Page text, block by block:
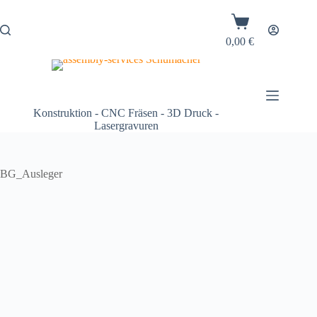
0,00€
Konstruktion - CNC Fräsen - 3D Druck -
Lasergravuren
BG_Ausleger